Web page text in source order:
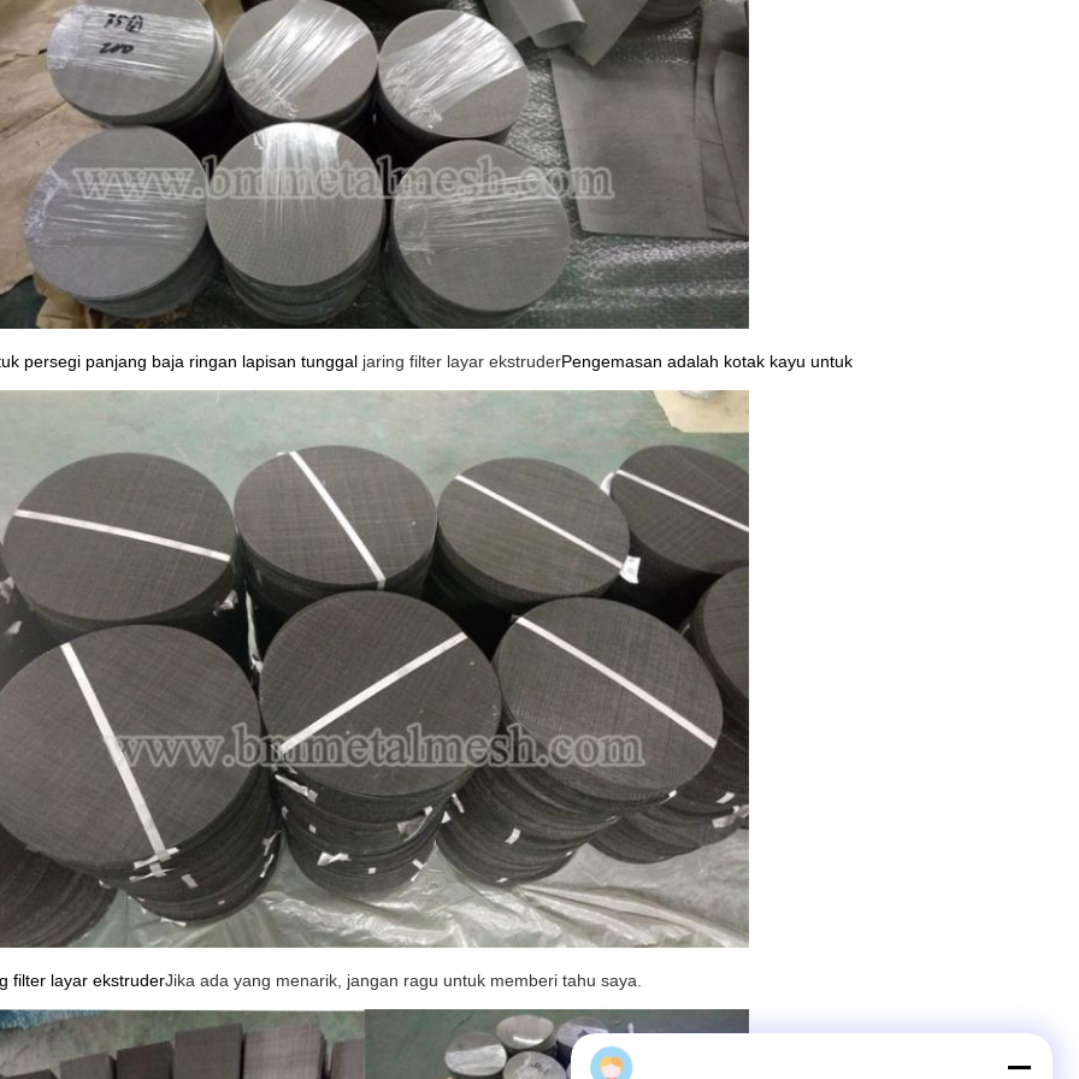
persegi panjang baja ringan lapisan tunggal jaring filter layar ekstruderPengemasan adalah kotak kayu untuk
filter layar ekstruderJika ada yang menarik, jangan ragu untuk memberi tahu saya.